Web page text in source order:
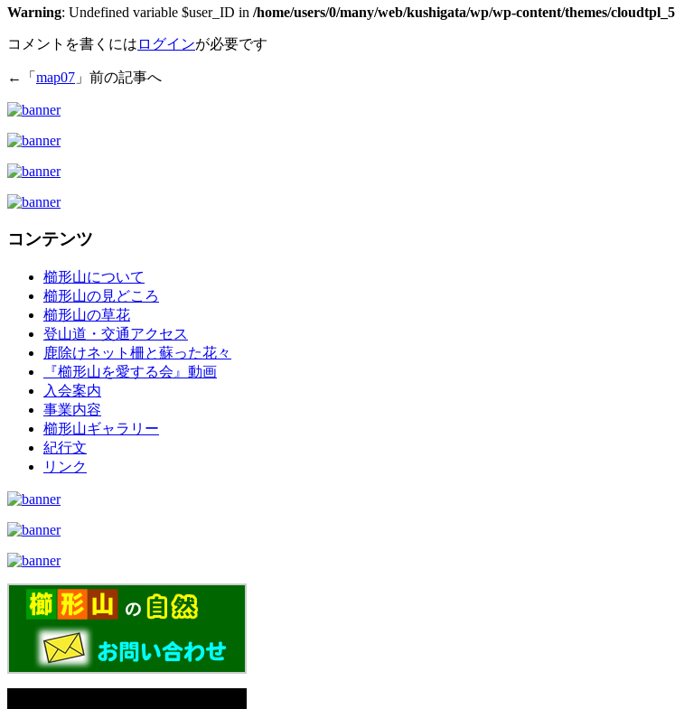
Warning: Undefined variable $user_ID in /home/users/0/many/web/kushigata/wp/wp-content/themes/
コメントを書くには ログインが必要です
←「 map07 」前の記事へ
コンテンツ
櫛形山について
櫛形山の見どころ
櫛形山の草花
登山道・交通アクセス
鹿除けネット柵と蘇った花々
『櫛形山を愛する会』動画
入会案内
事業内容
櫛形山ギャラリー
紀行文
リンク